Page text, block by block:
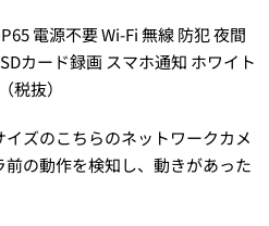
電源不要 Wi-Fi 無線 防犯 夜間
カード録画 スマホ通知 ホワイト
税抜）
ズのこちらのネットワークカメ
の動作を検知し、動きがあった